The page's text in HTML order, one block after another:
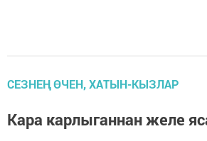
СЕЗНЕҢ ӨЧЕН, ХАТЫН-КЫЗЛАР
Кара карлыганнан желе